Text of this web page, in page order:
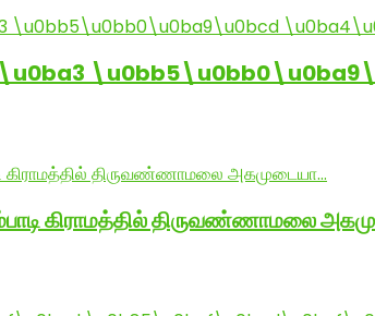
கிராமத்தில் திருவண்ணாமலை